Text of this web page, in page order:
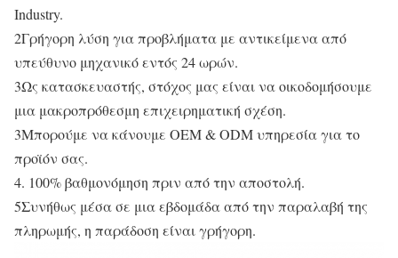
Industry.
2Γρήγορη λύση για προβλήματα με αντικείμενα από
υπεύθυνο μηχανικό εντός 24 ωρών.
3Ως κατασκευαστής, στόχος μας είναι να οικοδομήσουμε
μια μακροπρόθεσμη επιχειρηματική σχέση.
3Μπορούμε να κάνουμε OEM & ODM υπηρεσία για το
προϊόν σας.
4. 100% βαθμονόμηση πριν από την αποστολή.
5Συνήθως μέσα σε μια εβδομάδα από την παραλαβή της
πληρωμής, η παράδοση είναι γρήγορη.